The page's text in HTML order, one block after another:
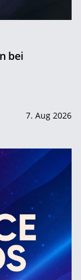
bei
7. Aug 2026